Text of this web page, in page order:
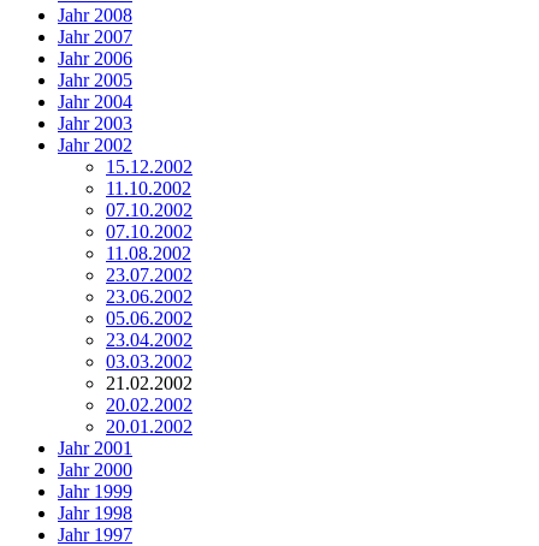
Jahr 2008
Jahr 2007
Jahr 2006
Jahr 2005
Jahr 2004
Jahr 2003
Jahr 2002
15.12.2002
11.10.2002
07.10.2002
07.10.2002
11.08.2002
23.07.2002
23.06.2002
05.06.2002
23.04.2002
03.03.2002
21.02.2002
20.02.2002
20.01.2002
Jahr 2001
Jahr 2000
Jahr 1999
Jahr 1998
Jahr 1997